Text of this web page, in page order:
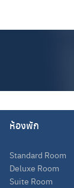
English
ไทย
ห้องพัก
Standard Room
Deluxe Room
Suite Room